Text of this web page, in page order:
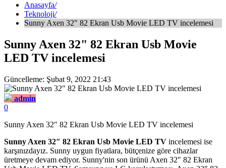
Anasayfa/
Teknoloji/
Sunny Axen 32" 82 Ekran Usb Movie LED TV incelemesi
Sunny Axen 32" 82 Ekran Usb Movie
LED TV incelemesi
Güncelleme: Şubat 9, 2022 21:43
admin
0
Sunny Axen 32″ 82 Ekran Usb Movie LED TV incelemesi
Sunny Axen 32″ 82 Ekran Usb Movie LED TV incelemesi ise
karşınızdayız. Sunny uygun fiyatlara, bütçenize göre cihazlar
üretmeye devam ediyor. Sunny'nin son ürünü Axen 32″ 82 Ekran